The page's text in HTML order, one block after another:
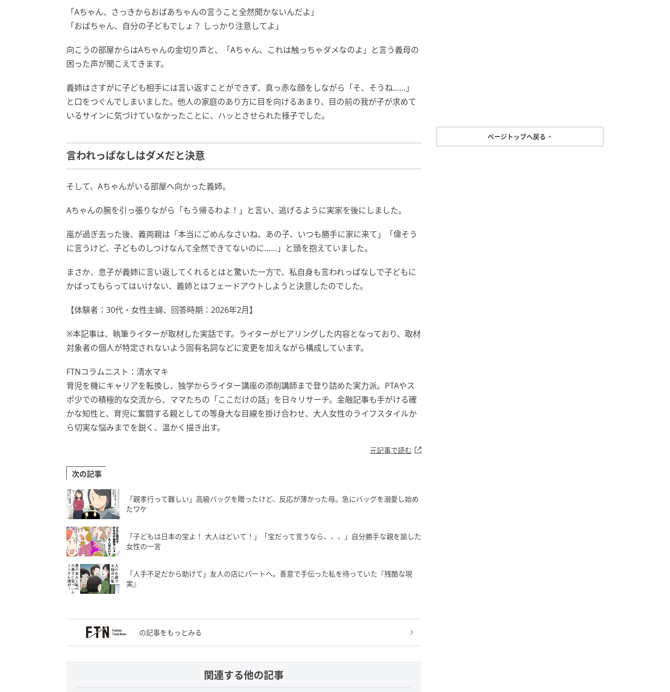
「Aちゃん、さっきからおばあちゃんの言うこと全然聞かないんだよ」
「おばちゃん、自分の子どもでしょ？ しっかり注意してよ」
向こうの部屋からはAちゃんの金切り声と、「Aちゃん、これは触っちゃダメなのよ」と言う義母の
困った声が聞こえてきます。
義姉はさすがに子ども相手には言い返すことができず、真っ赤な顔をしながら「そ、そうね……」
と口をつぐんでしまいました。他人の家庭のあり方に目を向けるあまり、目の前の我が子が求めて
いるサインに気づけていなかったことに、ハッとさせられた様子でした。
言われっぱなしはダメだと決意
そして、Aちゃんがいる部屋へ向かった義姉。
Aちゃんの腕を引っ張りながら「もう帰るわよ！」と言い、逃げるように実家を後にしました。
嵐が過ぎ去った後、義両親は「本当にごめんなさいね、あの子、いつも勝手に家に来て」「偉そう
に言うけど、子どものしつけなんて全然できてないのに……」と頭を抱えていました。
まさか、息子が義姉に言い返してくれるとはと驚いた一方で、私自身も言われっぱなしで子どもに
かばってもらってはいけない、義姉とはフェードアウトしようと決意したのでした。
【体験者：30代・女性主婦、回答時期：2026年2月】
※本記事は、執筆ライターが取材した実話です。ライターがヒアリングした内容となっており、取材
対象者の個人が特定されないよう固有名詞などに変更を加えながら構成しています。
FTNコラムニスト：清水マキ
育児を機にキャリアを転換し、独学からライター講座の添削講師まで登り詰めた実力派。PTAやス
ポ少での積極的な交流から、ママたちの「ここだけの話」を日々リサーチ。金融記事も手がける確
かな知性と、育児に奮闘する親としての等身大な目線を掛け合わせ、大人女性のライフスタイルか
ら切実な悩みまでを鋭く、温かく描き出す。
元記事で読む
次の記事
「親孝行って難しい」高級バッグを贈ったけど、反応が薄かった母。急にバッグを溺愛し始め
たワケ
「子どもは日本の宝よ！ 大人はどいて！」「宝だって言うなら、、、」自分勝手な親を諭した
女性の一言
「人手不足だから助けて」友人の店にパートへ。善意で手伝った私を待っていた『残酷な現
実』
の記事をもっとみる
関連する他の記事
ページトップへ戻る